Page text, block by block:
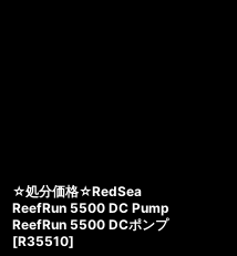
☆処分価格☆RedSea
ReefRun 5500 DC Pump
ReefRun 5500 DCポンプ
[R35510]